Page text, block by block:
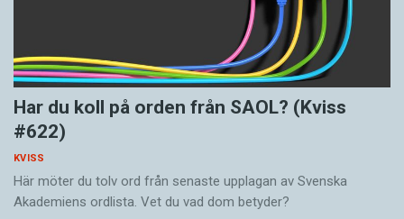
Har du koll på orden från SAOL? (Kviss
#622)
KVISS
Här möter du tolv ord från senaste upplagan av Svenska
Akademiens ordlista. Vet du vad dom betyder?